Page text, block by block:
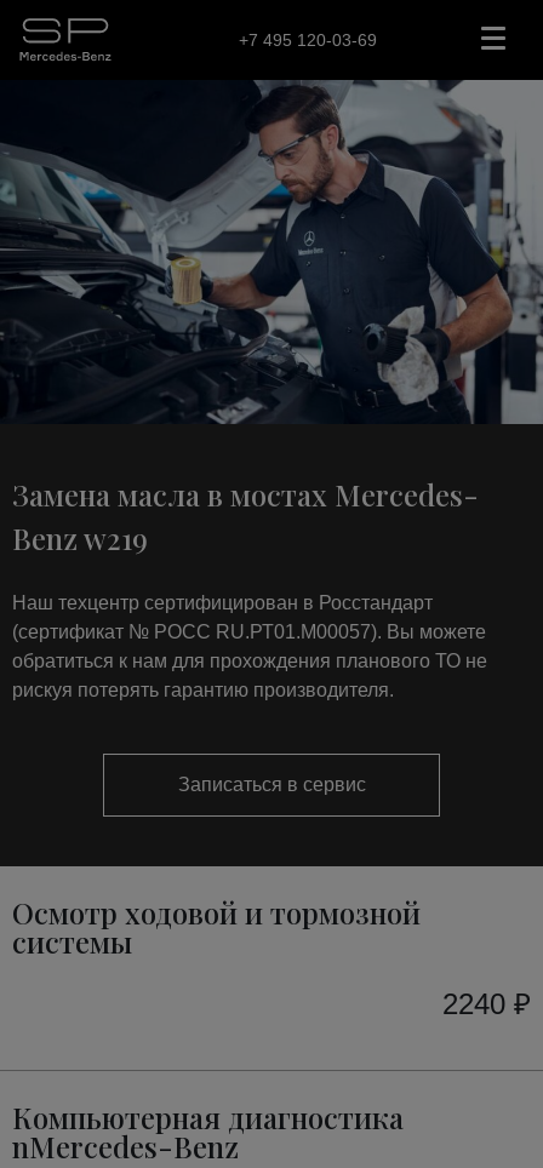
+7 495 120-03-69
Замена масла в мостах Mercedes-
Benz w219
Наш техцентр сертифицирован в Росстандарт
(сертификат № РОСС RU.РТ01.М00057). Вы можете
обратиться к нам для прохождения планового ТО не
рискуя потерять гарантию производителя.
Записаться в сервис
Осмотр ходовой и тормозной
системы
2240 ₽
Компьютерная диагностика
nMercedes-Benz